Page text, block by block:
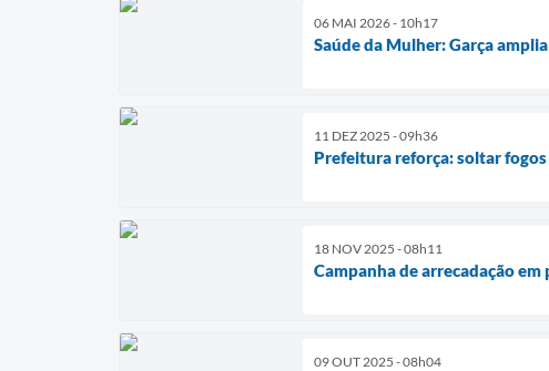
06 MAI 2026 - 10h17
Saúde da Mulher: Garça
11 DEZ 2025 - 09h36
Prefeitura reforça: soltar
18 NOV 2025 - 08h11
Campanha de arrecadação
09 OUT 2025 - 08h04